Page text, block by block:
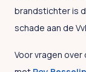
brandstichter is
schade aan de
Voor vragen